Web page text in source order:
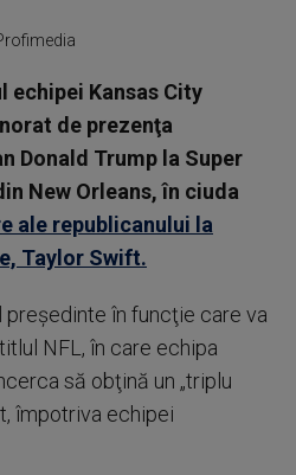
echipei Kansas City
de prezenţa
Donald Trump la Super
New Orleans, în ciuda
ale republicanului la
Taylor Swift.
preşedinte în funcţie care va
NFL, în care echipa
să obţină un „triplu
împotriva echipei